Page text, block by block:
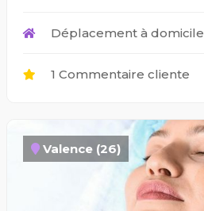
Déplacement à domicile
1 Commentaire cliente
Valence (26)